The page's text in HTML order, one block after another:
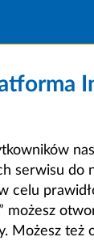
serwisu do
celu
możesz
Możesz też